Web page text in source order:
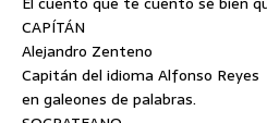
CAPÍTÁN
Alejandro Zenteno
Capitán del idioma Alfonso Reyes
en galeones de palabras.